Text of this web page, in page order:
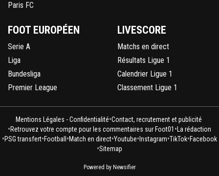
Paris FC
FOOT EUROPÉEN
Serie A
Liga
Bundesliga
Premier League
LIVESCORE
Matchs en direct
Résultats Ligue 1
Calendrier Ligue 1
Classement Ligue 1
Mentions Légales - Confidentialité•Contact, recrutement et publicité
•Retrouvez votre compte pour les commentaires sur Foot01 • La rédaction
•PSG transfert•Football •Match en direct•Youtube• Instagram•TikTok•Facebook
•Sitemap
Powered by Newsifier